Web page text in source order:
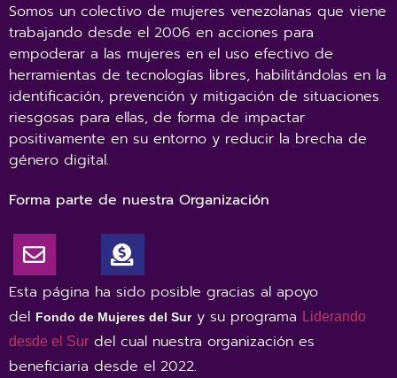
Somos un colectivo de mujeres venezolanas que viene
trabajando desde el 2006 en acciones para
empoderar a las mujeres en el uso efectivo de
herramientas de tecnologías libres, habilitándolas en la
identificación, prevención y mitigación de situaciones
riesgosas para ellas, de forma de impactar
positivamente en su entorno y reducir la brecha de
género digital.
Forma parte de nuestra Organización
Esta página ha sido posible gracias al apoyo
del Fondo de Mujeres del Sur y su programa Liderando
desde el Sur del cual nuestra organización es
beneficiaria desde el 2022.